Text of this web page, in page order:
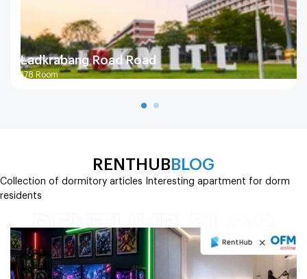
Ladkrabang Road Road
178 Room
RENTHUBBLOG
Collection of dormitory articles Interesting apartment for dorm
residents